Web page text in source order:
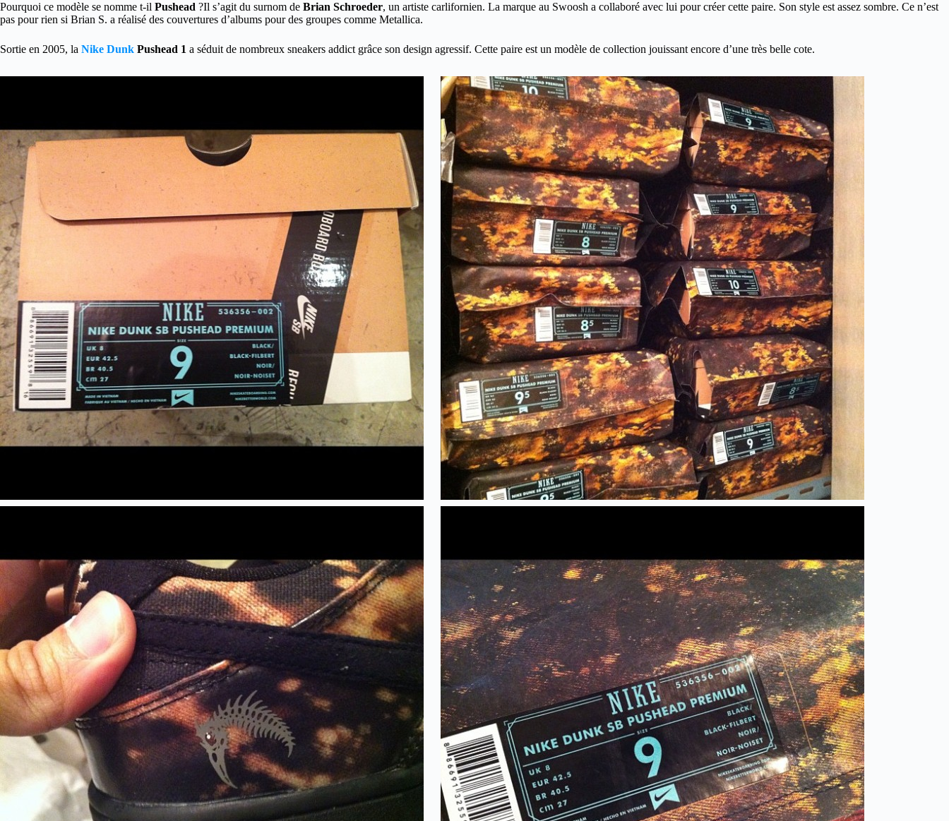
Pourquoi ce modèle se nomme t-il Pushead ?Il s’agit du surnom de Brian Schroeder, un artiste carlifornien. La marque au Swoosh a collaboré avec lui pour créer cette paire. Son style est assez sombre. Ce n’est
pas pour rien si Brian S. a réalisé des couvertures d’albums pour des groupes comme Metallica.
Sortie en 2005, la Nike Dunk Pushead 1 a séduit de nombreux sneakers addict grâce son design agressif. Cette paire est un modèle de collection jouissant encore d’une très belle cote.